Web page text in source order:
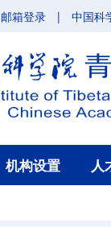
邮箱登录 | 中国科
机构设置 人